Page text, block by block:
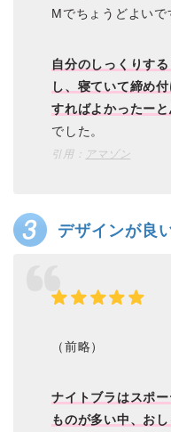
Mでちょうどよいで
自分のしっくりす
し、寝ていて締め
すればよかったーと
でした。
引用： アマゾン
デザインが良
（前略）
ナイトブラはスポ
ものが多い中、お